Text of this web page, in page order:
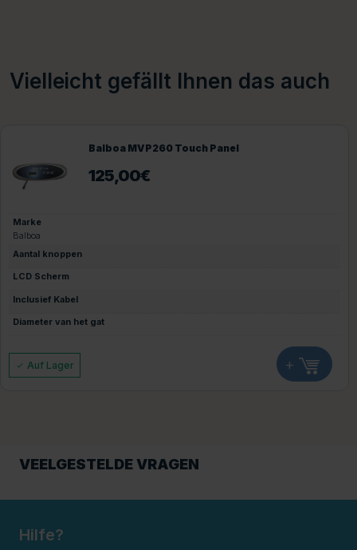
Vielleicht gefällt Ihnen das auch
Balboa MVP260 Touch Panel
125,00€
Marke
Balboa
Aantal knoppen
LCD Scherm
Inclusief Kabel
Diameter van het gat
Auf Lager +
VEELGESTELDE VRAGEN
Hilfe?